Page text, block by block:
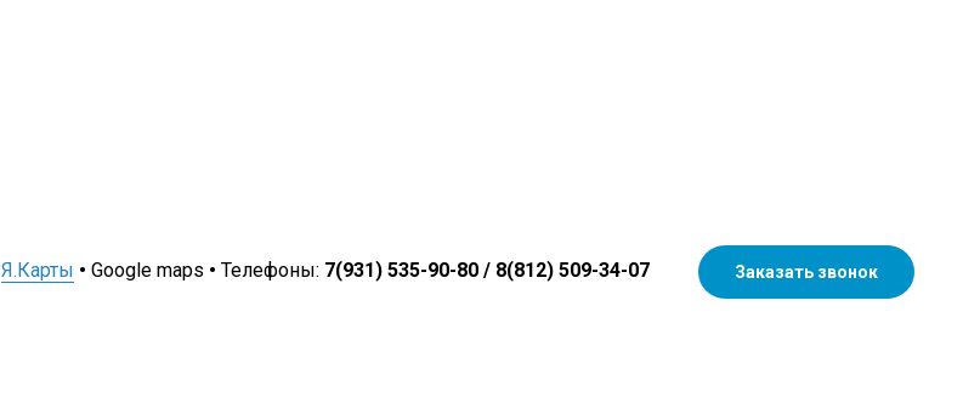
Я.Карты • Google maps • Телефоны: 7(931) 535-90-80 / 8(812) 509-34-07 Заказать звонок